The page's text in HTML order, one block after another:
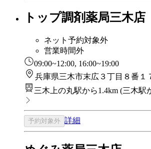
トップ調剤薬局三木店
ネット予約対象外
営業時間外
09:00~12:00, 16:00~19:00
兵庫県三木市末広３丁目８番１
三木上の丸駅から1.4km (三木駅
予約対象外 詳細